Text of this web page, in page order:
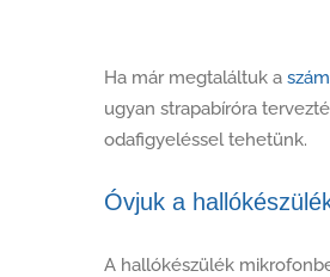
Ha már megtaláltuk a
ugyan strapabíróra
odafigyeléssel tehetünk.
Óvjuk a
A hallókészülék